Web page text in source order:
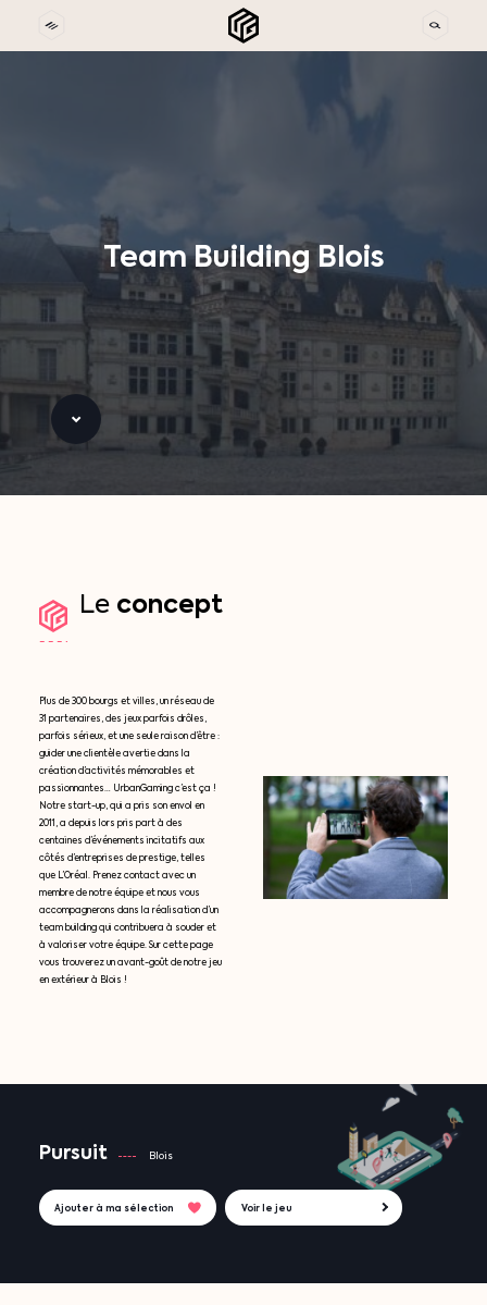
TeamBuilding Blois
Le concept
Plus de 300 bourgs et villes, un réseau de
31 partenaires, des jeux parfois drôles,
parfois sérieux, et une seule raison d’être :
guider une clientèle avertie dans la
création d’activités mémorables et
passionnantes… UrbanGaming c’est ça !
Notre start-up, qui a pris son envol en
2011, a depuis lors pris part à des
centaines d’événements incitatifs aux
côtés d’entreprises de prestige, telles
que L’Oréal. Prenez contact avec un
membre de notre équipe et nous vous
accompagnerons dans la réalisation d’un
team building qui contribuera à souder et
à valoriser votre équipe. Sur cette page
vous trouverez un avant-goût de notre jeu
en extérieur à Blois !
Pursuit Blois
Ajouter à ma sélection Voir le jeu